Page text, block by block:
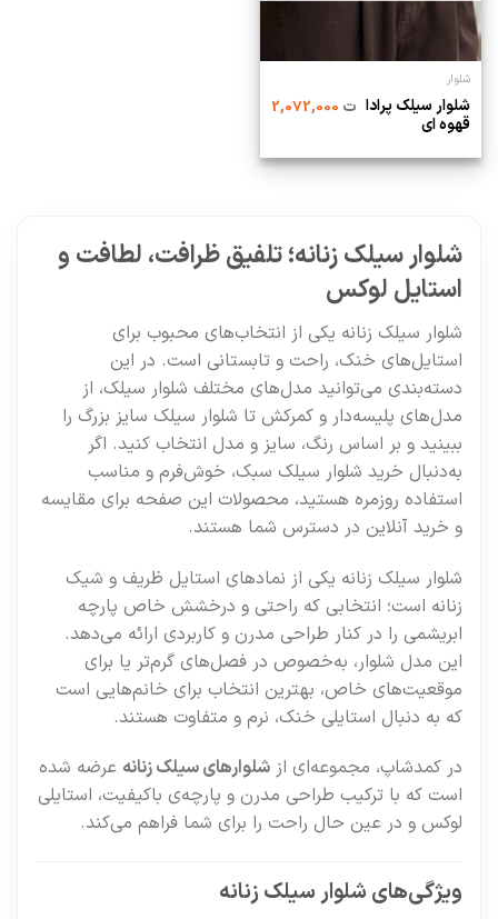
شلوار
شلوار سیلک پرادا
قهوه ای
ت2,072,000
شلوار سیلک زنانه؛ تلفیق ظرافت، لطافت و
استایل لوکس
شلوار سیلک زنانه یکی از انتخاب‌های محبوب برای
استایل‌های خنک، راحت و تابستانی است. در این
دسته‌بندی می‌توانید مدل‌های مختلف شلوار سیلک، از
مدل‌های پلیسه‌دار و کمرکش تا شلوار سیلک سایز بزرگ را
ببینید و بر اساس رنگ، سایز و مدل انتخاب کنید. اگر
به‌دنبال خرید شلوار سیلک سبک، خوش‌فرم و مناسب
استفاده روزمره هستید، محصولات این صفحه برای مقایسه
و خرید آنلاین در دسترس شما هستند.
شلوار سیلک زنانه یکی از نمادهای استایل ظریف و شیک
زنانه است؛ انتخابی که راحتی و درخشش خاص پارچه
ابریشمی را در کنار طراحی مدرن و کاربردی ارائه می‌دهد.
این مدل شلوار، به‌خصوص در فصل‌های گرم‌تر یا برای
موقعیت‌های خاص، بهترین انتخاب برای خانم‌هایی است
که به دنبال استایلی خنک، نرم و متفاوت هستند.
در کمدشاپ، مجموعه‌ای از شلوارهای سیلک زنانهعرضه شده
است که با ترکیب طراحی مدرن و پارچه‌ی باکیفیت، استایلی
لوکس و در عین حال راحت را برای شما فراهم می‌کند.
ویژگی‌های شلوار سیلک زنانه